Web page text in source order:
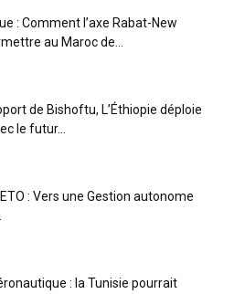
: Comment l’axe Rabat-New
au Maroc de...
de Bishoftu, L’Éthiopie déploie
le futur...
: Vers une Gestion autonome
: la Tunisie pourrait